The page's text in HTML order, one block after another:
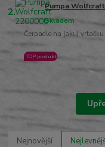
2. Pumpa
Čerpadlo na (aku) vrtačku
Skladem
TOP produkt
Nejnovější